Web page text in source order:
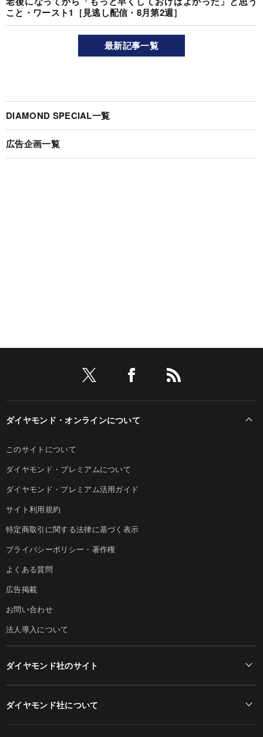
こと・ワースト1［見逃し配信・8月第2週］
最新記事一覧
DIAMOND SPECIAL一覧
広告企画一覧
ダイヤモンド・オンラインについて
このサイトについて
ダイヤモンド・プレミアムについて
ダイヤモンド・プレミアム活用ガイド
サイト利用規約
特定商取引に関する法律に基づく表示
プライバシーポリシー・著作権
よくある質問
広告掲載
お問い合わせ
法人導入について
ダイヤモンド社のサイト
ダイヤモンド社について